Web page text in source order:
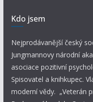
Kdo jsem
Nejprodávanější český
Jungmannovy národní
asociace pozitivní
Spisovatel a knihkupec.
moderní vědy. „Veterán